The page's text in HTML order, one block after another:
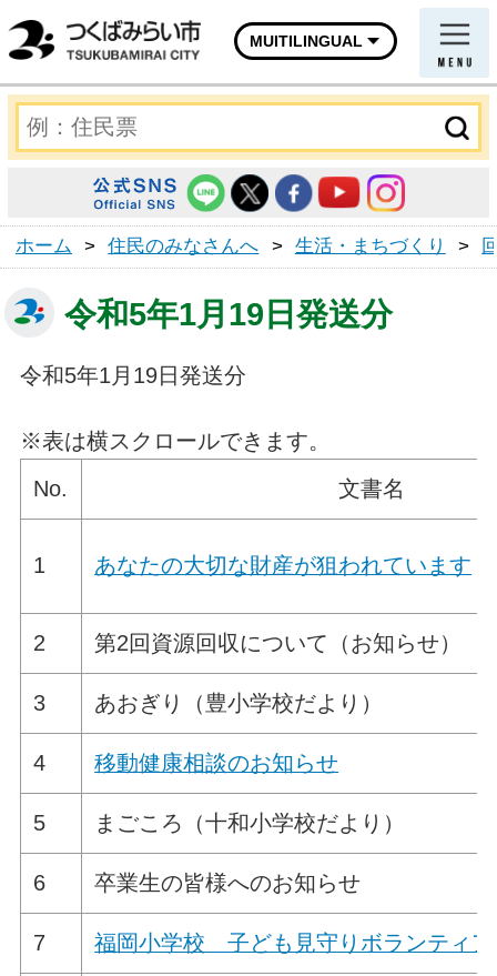
MUITILINGUAL
ホーム > 住民のみなさんへ > 生活・まちづくり >
令和5年1月19日発送分
令和5年1月19日発送分
※表は横スクロールできます。
No.
文書名
1 あなたの大切な財産が狙われています
2 第2回資源回収について（お知らせ）
3 あおぎり（豊小学校だより）
4 移動健康相談のお知らせ
5 まごころ（十和小学校だより）
6 卒業生の皆様へのお知らせ
7 福岡小学校 子ども見守りボランティ